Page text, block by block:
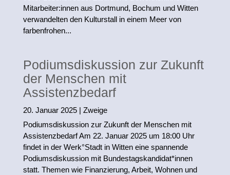
im
Ar
b
e
n.
Mitarbeiter:innen aus Dortmund, Bochum und Witten
verwandelten den Kulturstall in einem Meer von
farbenfrohen...
Podiumsdiskussion zur Zukunft
der Menschen mit
Assistenzbedarf
20. Januar 2025| Zweige
Podiumsdiskussion zur Zukunft der Menschen mit
Assistenzbedarf Am 22. Januar 2025 um 18:00 Uhr
findet in der Werk°Stadt in Witten eine spannende
Podiumsdiskussion mit Bundestagskandidat*innen
statt. Themen wie Finanzierung, Arbeit, Wohnen und